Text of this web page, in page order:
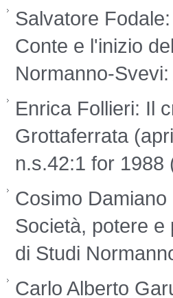
Salvatore
Conte e l'inizio
Normanno-
Enrica Follieri: Il
Grottaferrata
n.s.42:1 for
Cosimo
Società, potere e
di Studi
Carlo Alberto